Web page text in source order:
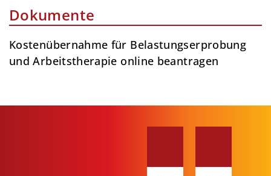
Dokumente
Kostenübernahme für Belastungserprobung
und Arbeitstherapie online beantragen